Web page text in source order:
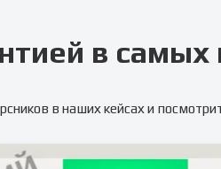
в самых
в наших кейсах и